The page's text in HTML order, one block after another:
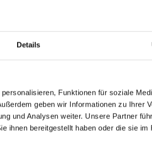
Details
Funktionen für soziale
geben wir Informationen zu Ihrer
und Analysen weiter. Unsere Partner
ihnen bereitgestellt haben oder die sie im
1 Pa. fachgerechte
Altkessel
1 Pa. Inbetriebnahme
1 Pa.
1 Pa. individueller
Abwicklung)
Achtung:
Das angebotene Paket